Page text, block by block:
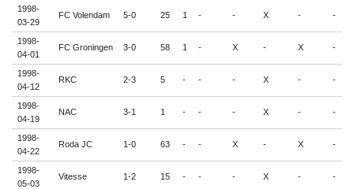
1998-
03-29
FC Volendam 5-0 25 1 - - X - -
1998-
04-01
FC Groningen 3-0 58 1 - X - X -
1998-
04-12
RKC 2-3 5 - - - X - -
1998-
04-19
NAC 3-1 1 - - - X - -
1998-
04-22
Roda JC 1-0 63 - - X - X -
1998-
05-03
Vitesse 1-2 15 - - - X - -